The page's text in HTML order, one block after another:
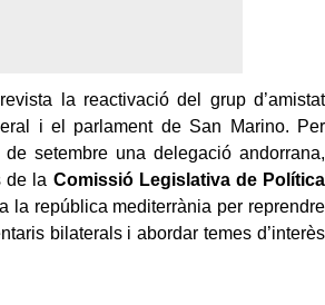
la reactivació del grup d’amistat
i el parlament de San Marino. Per
setembre una delegació andorrana,
de la Comissió Legislativa de Política
la república mediterrània per reprendre
bilaterals i abordar temes d’interès